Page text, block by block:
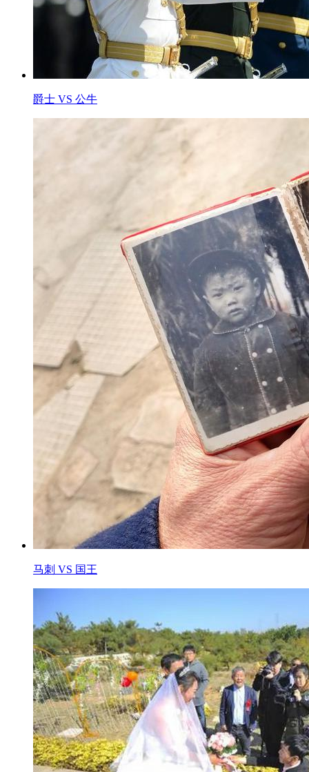
爵士 VS 公牛
马刺 VS 国王